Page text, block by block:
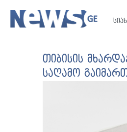
თიბისის
საღამო